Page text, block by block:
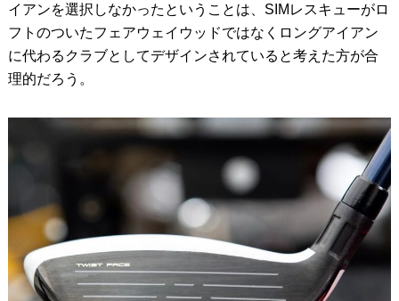
イアンを選択しなかったということは、SIMレスキューがロ
フトのついたフェアウェイウッドではなくロングアイアン
に代わるクラブとしてデザインされていると考えた方が合
理的だろう。